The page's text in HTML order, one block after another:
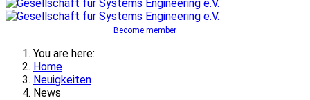
Become member
You are here:
Home
Neuigkeiten
News